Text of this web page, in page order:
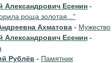
Александрович Есенин -
роща золотая..."
Ахматова - Мужество
Александрович Есенин -
Рублёв - Памятник